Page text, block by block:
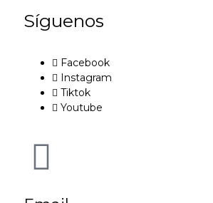
Síguenos
Facebook
Instagram
Tiktok
Youtube